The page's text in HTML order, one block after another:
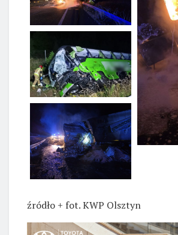
źródło + fot. KWP Olsztyn